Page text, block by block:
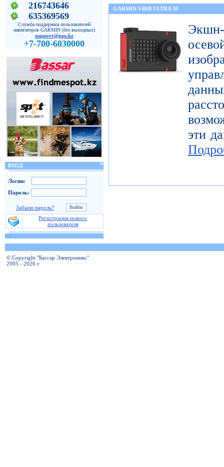
216743646
635369569
Служба поддержки пользователей
навигаторов GARMIN (без выходных)
support@gps.kz
+7-700-6030000
ВХОД
Логин:
Пароль:
Забыли пароль?
Регистрация нового
пользователя
GARMIN VIRB ULTRA 30
эти
© Copyright "Бассар Электроникс"
2005 - 2026 г.